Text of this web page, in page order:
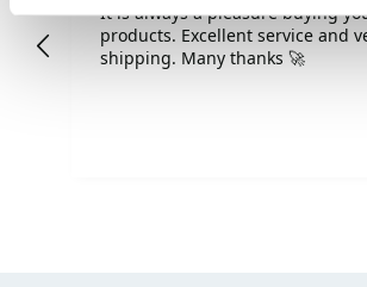
It is always a pleasure buying
products. Excellent service and
shipping. Many thanks 🚀